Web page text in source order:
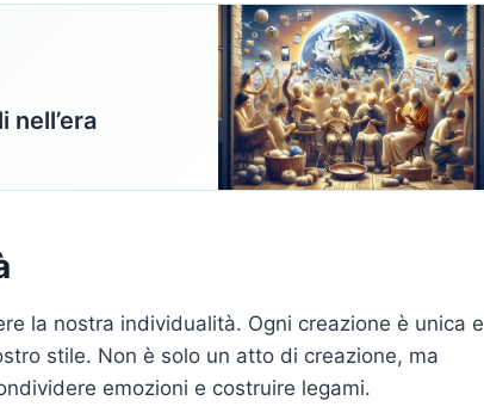
nell’era
la nostra individualità. Ogni creazione è unica e
stile. Non è solo un atto di creazione, ma
emozioni e costruire legami.